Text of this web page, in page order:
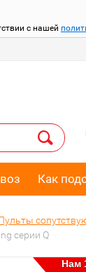
с нашей
Как
серии Q
Нам